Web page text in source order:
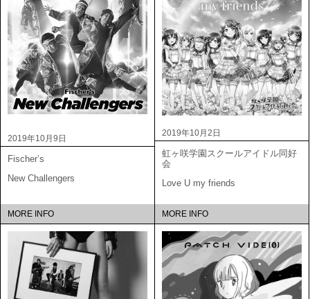
2019年10月9日
Fischer’s
New Challengers
MORE INFO
2019年10月2日
虹ヶ咲学園スクールアイドル同好
会
Love U my friends
MORE INFO